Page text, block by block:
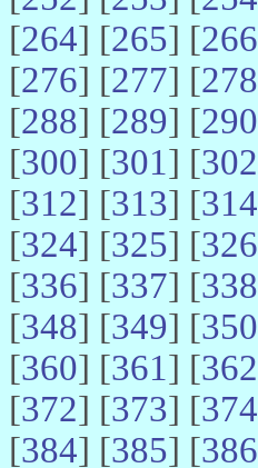
[264] [265] [266
[276] [277] [278
[288] [289] [290
[300] [301] [302
[312] [313] [314
[324] [325] [326
[336] [337] [338
[348] [349] [350
[360] [361] [362
[372] [373] [374
[384] [385] [386